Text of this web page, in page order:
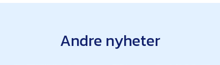
Andre nyheter